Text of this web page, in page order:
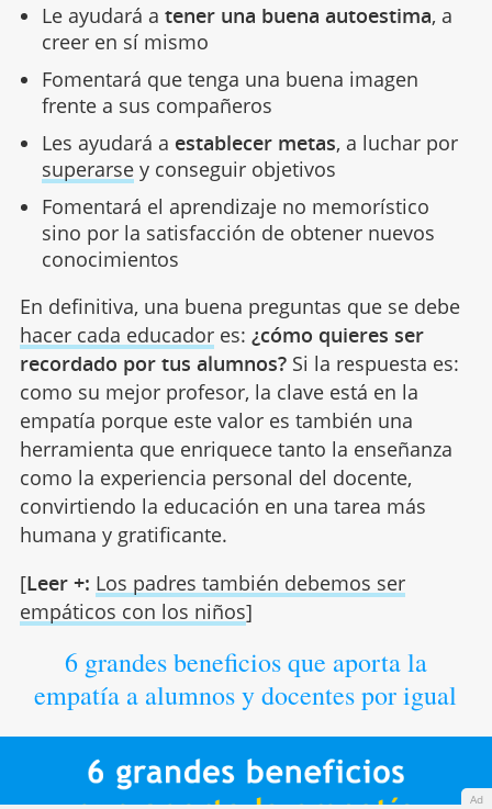
Le ayudará a tener una buena autoestima, a
creer en sí mismo
Fomentará que tenga una buena imagen
frente a sus compañeros
Les ayudará a establecer metas, a luchar por
superarsey conseguir objetivos
Fomentará el aprendizaje no memorístico
sino por la satisfacción de obtener nuevos
conocimientos
En definitiva, una buena preguntas que se debe
hacer cada educadores: ¿cómo quieres ser
recordado por tus alumnos?Si la respuesta es:
como su mejor profesor, la clave está en la
empatía porque este valor es también una
herramienta que enriquece tanto la enseñanza
como la experiencia personal del docente,
convirtiendo la educación en una tarea más
humana y gratificante.
[Leer +: Los padres también debemos ser
empáticos con los niños]
6 grandes beneficios que aporta la
empatía a alumnos y docentes por igual
Ad